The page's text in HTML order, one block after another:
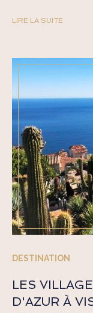
LIRE LA SUITE
DESTINATION
LES
D'AZUR À